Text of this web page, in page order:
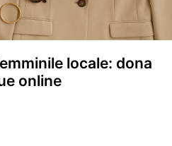
locale: dona
online